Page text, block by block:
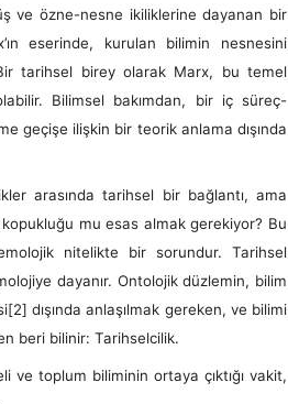
ve özne-nesne ikiliklerine dayanan bir
eserinde, kurulan bilimin nesnesini
tarihsel birey olarak Marx, bu temel
Bilimsel bakımdan, bir iç süreç-
geçişe ilişkin bir teorik anlama dışında
tarihsel bir bağlantı, ama
mu esas almak gerekiyor? Bu
nitelikte bir sorundur. Tarihsel
dayanır. Ontolojik düzlemin, bilim
[2] dışında anlaşılmak gereken, ve bilimi
beri bilinir: Tarihselcilik.
toplum biliminin ortaya çıktığı vakit,